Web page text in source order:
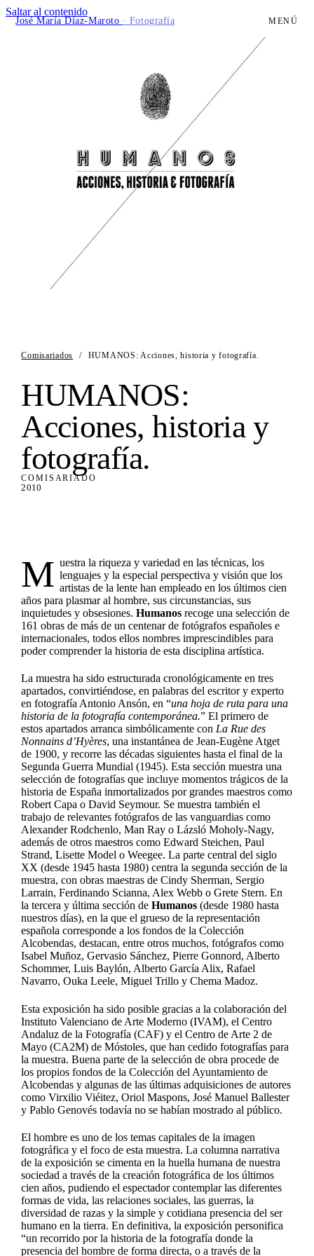
Saltar al contenido
José María Díaz-Maroto · Fotografía MENÚ
Comisariados / HUMANOS: Acciones, historia y fotografía.
HUMANOS:
Acciones, historia y
fotografía.
COMISARIADO
2010
M uestra la riqueza y variedad en las técnicas, los
lenguajes y la especial perspectiva y visión que los
artistas de la lente han empleado en los últimos cien
años para plasmar al hombre, sus circunstancias, sus
inquietudes y obsesiones.Humanos recoge una selección de
161 obras de más de un centenar de fotógrafos españoles e
internacionales, todos ellos nombres imprescindibles para
poder comprender la historia de esta disciplina artística.
La muestra ha sido estructurada cronológicamente en tres
apartados, convirtiéndose, en palabras del escritor y experto
en fotografía Antonio Ansón, en “una hoja de ruta para una
historia de la fotografía contemporánea.” El primero de
estos apartados arranca simbólicamente con La Rue des
Nonnains d’Hyères, una instantánea de Jean-Eugène Atget
de 1900, y recorre las décadas siguientes hasta el final de la
Segunda Guerra Mundial (1945). Esta sección muestra una
selección de fotografías que incluye momentos trágicos de la
historia de España inmortalizados por grandes maestros como
Robert Capa o David Seymour. Se muestra también el
trabajo de relevantes fotógrafos de las vanguardias como
Alexander Rodchenlo, Man Ray o Lázsló Moholy-Nagy,
además de otros maestros como Edward Steichen, Paul
Strand, Lisette Model o Weegee. La parte central del siglo
XX (desde 1945 hasta 1980) centra la segunda sección de la
muestra, con obras maestras de Cindy Sherman, Sergio
Larrain, Ferdinando Scianna, Alex Webb o Grete Stern. En
la tercera y última sección deHumanos (desde 1980 hasta
nuestros días), en la que el grueso de la representación
española corresponde a los fondos de la Colección
Alcobendas, destacan, entre otros muchos, fotógrafos como
Isabel Muñoz, Gervasio Sánchez, Pierre Gonnord, Alberto
Schommer, Luis Baylón, Alberto García Alix, Rafael
Navarro, Ouka Leele, Miguel Trillo y Chema Madoz.
Esta exposición ha sido posible gracias a la colaboración del
Instituto Valenciano de Arte Moderno (IVAM), el Centro
Andaluz de la Fotografía (CAF) y el Centro de Arte 2 de
Mayo (CA2M) de Móstoles, que han cedido fotografías para
la muestra. Buena parte de la selección de obra procede de
los propios fondos de la Colección del Ayuntamiento de
Alcobendas y algunas de las últimas adquisiciones de autores
como Virxilio Viéitez, Oriol Maspons, José Manuel Ballester
y Pablo Genovés todavía no se habían mostrado al público.
El hombre es uno de los temas capitales de la imagen
fotográfica y el foco de esta muestra. La columna narrativa
de la exposición se cimenta en la huella humana de nuestra
sociedad a través de la creación fotográfica de los últimos
cien años, pudiendo el espectador contemplar las diferentes
formas de vida, las relaciones sociales, las guerras, la
diversidad de razas y la simple y cotidiana presencia del ser
humano en la tierra. En definitiva, la exposición personifica
“un recorrido por la historia de la fotografía donde la
presencia del hombre de forma directa, o a través de la